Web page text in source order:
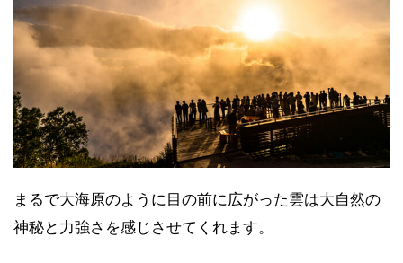
まるで大海原のように目の前に広がった雲は大自然の
神秘と力強さを感じさせてくれます。